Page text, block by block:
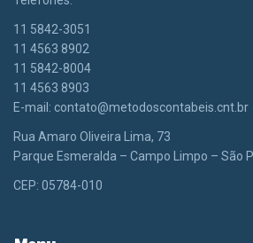
11 5842-3051
11 4563 8902
11 5842-8004
11 4563 8903
E-mail: contato@metodoscontabeis.cnt.br
Rua Amaro Oliveira Lima, 73
Parque Esmeralda – Campo Limpo – São
CEP: 05784-010